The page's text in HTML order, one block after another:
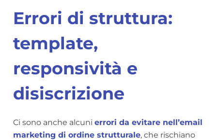
Errori di struttura:
template,
responsività e
disiscrizione
Ci sono anche alcuni errori da evitare nell’email
marketing di ordine strutturale, che rischiano